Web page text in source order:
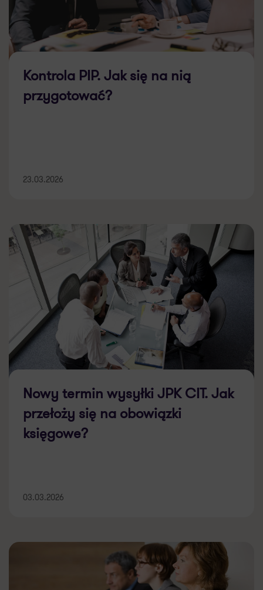
Kontrola PIP. Jak się na nią
przygotować?
23.03.2026
Nowy termin wysyłki JPK CIT. Jak
przełoży się na obowiązki
księgowe?
03.03.2026